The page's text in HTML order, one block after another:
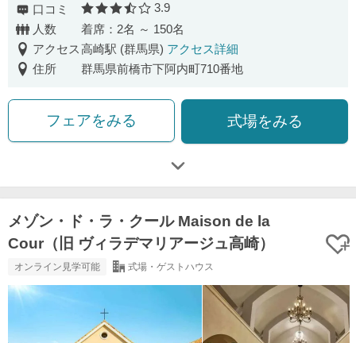
口コミ 口コミ評価
3.9
人数
着席：2名 ～ 150名
アクセス高崎駅 (群馬県) アクセス詳細
住所
群馬県前橋市下阿内町710番地
フェアをみる 式場をみる
メゾン・ド・ラ・クール Maison de la
Cour（旧 ヴィラデマリアージュ高崎）
オンライン見学可能 式場・ゲストハウス